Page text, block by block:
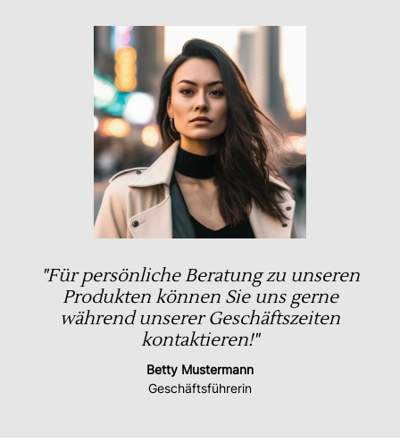
"Für persönliche Beratung zu unseren
Produkten können Sie uns gerne
während unserer Geschäftszeiten
kontaktieren!"
Betty Mustermann
Geschäftsführerin